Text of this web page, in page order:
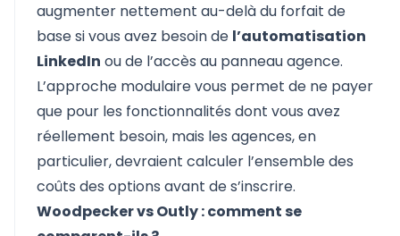
augmenter nettement au-delà du forfait de
base si vous avez besoin de l’automatisation
LinkedIn ou de l’accès au panneau agence.
L’approche modulaire vous permet de ne payer
que pour les fonctionnalités dont vous avez
réellement besoin, mais les agences, en
particulier, devraient calculer l’ensemble des
coûts des options avant de s’inscrire.
Woodpecker vs Outly : comment se